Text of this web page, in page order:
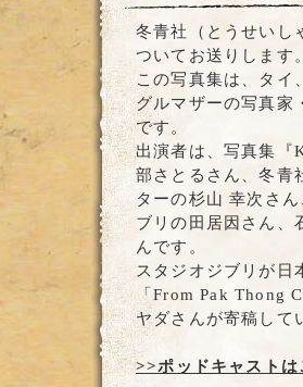
冬青社（とうせいし
ついてお送りします。
この写真集は、タイ
グルマザーの写真家
です。
出演者は、写真集『
部さとるさん、冬青
ターの杉山 幸次さ
ブリの田居因さん、
んです。
スタジオジブリが日
「From Pak Thong
ヤダさんが寄稿して
>>ポッドキャストは